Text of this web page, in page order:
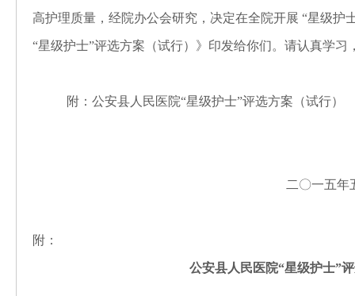
高护理质量，经院办公会研究，决定在全院开展 “星级护
“星级护士”评选方案（试行）》印发给你们。请认真学习
附：公安县人民医院“星级护士”评选方案（试行）
二〇一五年
附：
公安县人民医院“星级护士”